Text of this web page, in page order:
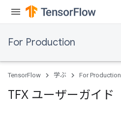
For Production
TensorFlow 学ぶ For Production
TFX ユーザーガイド